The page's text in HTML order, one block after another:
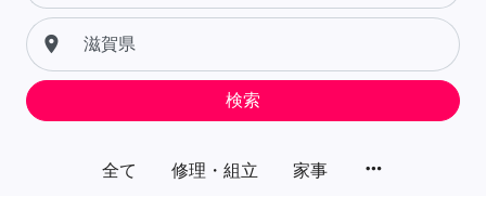
全て 修理・組立 家事 more_horiz
place
検索